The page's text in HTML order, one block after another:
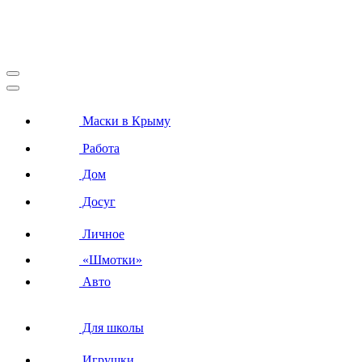
Маски в Крыму
Работа
Дом
Досуг
Личное
«Шмотки»
Авто
Для школы